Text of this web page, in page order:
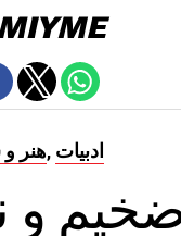
هنر, ادبیات